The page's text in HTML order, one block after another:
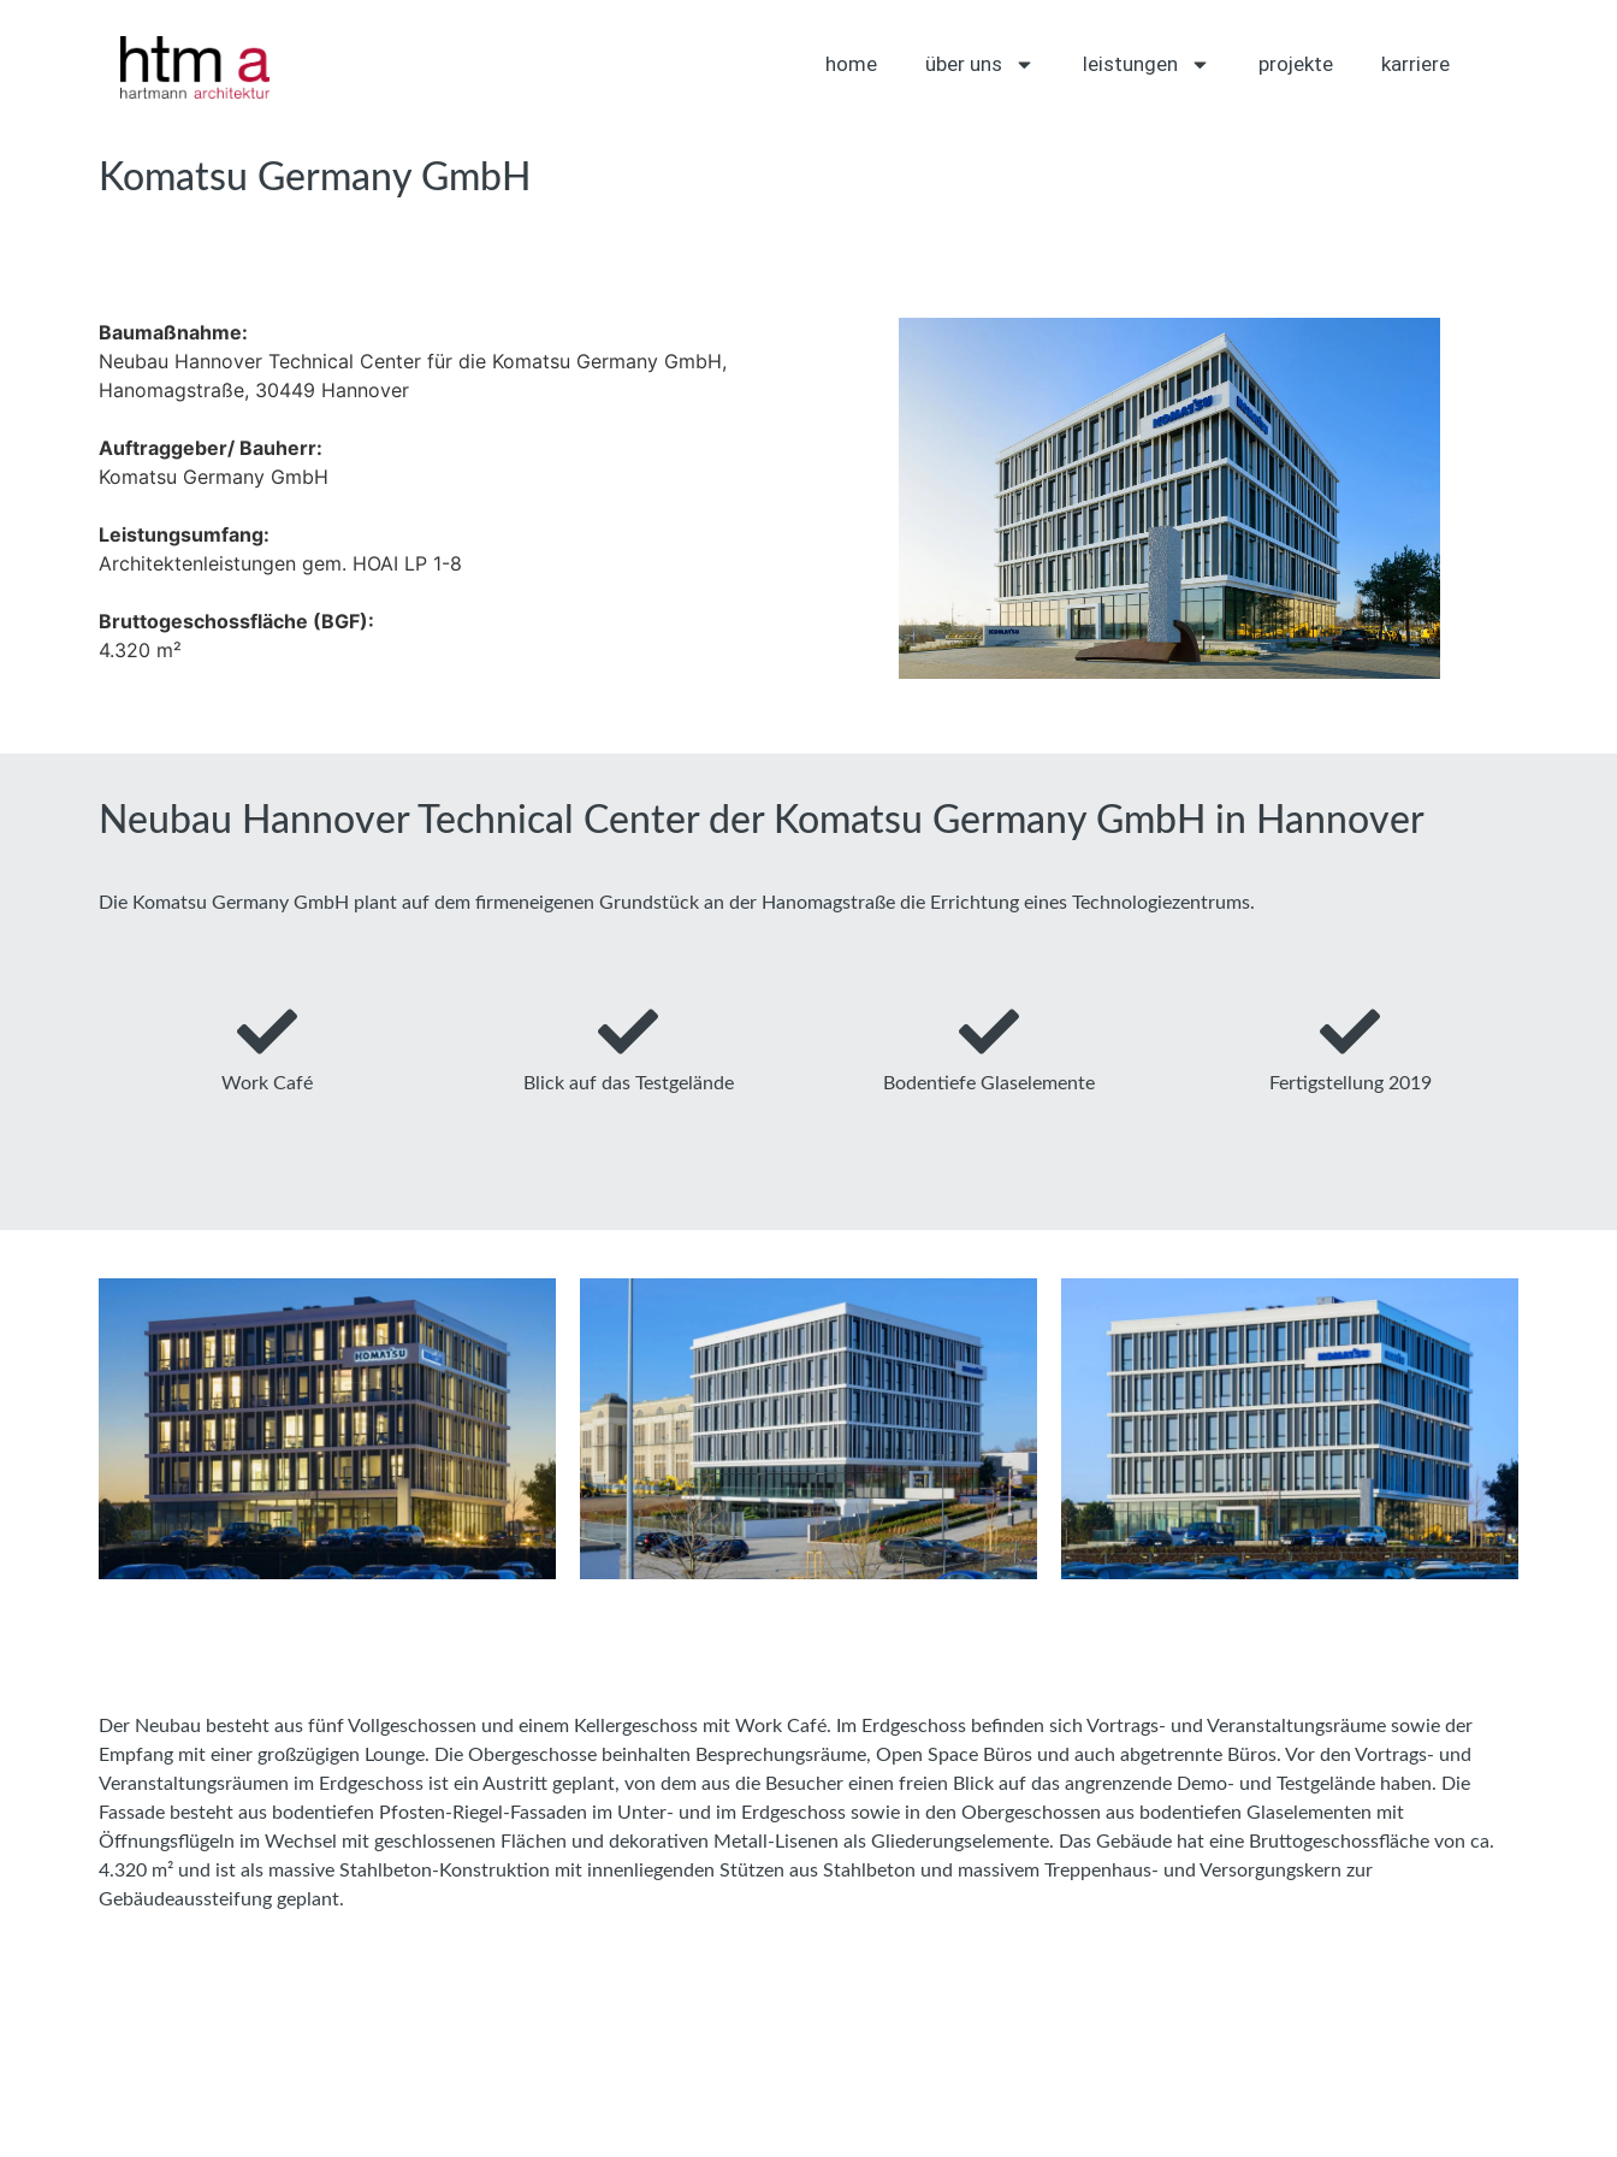
home über uns leistungen projekte karriere
Komatsu Germany GmbH
Baumaßnahme:
Neubau Hannover Technical Center für die Komatsu Germany GmbH,
Hanomagstraße, 30449 Hannover
Auftraggeber/ Bauherr:
Komatsu Germany GmbH
Leistungsumfang:
Architektenleistungen gem. HOAI LP 1-8
Bruttogeschossfläche (BGF):
4.320 m²
Neubau Hannover Technical Center der Komatsu Germany GmbH in Hannover
Die Komatsu Germany GmbH plant auf dem firmeneigenen Grundstück an der Hanomagstraße die Errichtung eines Technologiezentrums.
Work Café Blick auf das Testgelände Bodentiefe Glaselemente Fertigstellung 2019
Der Neubau besteht aus fünf Vollgeschossen und einem Kellergeschoss mit Work Café. Im Erdgeschoss befinden sich Vortrags- und Veranstaltungsräume sowie der
Empfang mit einer großzügigen Lounge. Die Obergeschosse beinhalten Besprechungsräume, Open Space Büros und auch abgetrennte Büros. Vor den Vortrags- und
Veranstaltungsräumen im Erdgeschoss ist ein Austritt geplant, von dem aus die Besucher einen freien Blick auf das angrenzende Demo- und Testgelände haben. Die
Fassade besteht aus bodentiefen Pfosten-Riegel-Fassaden im Unter- und im Erdgeschoss sowie in den Obergeschossen aus bodentiefen Glaselementen mit
Öffnungsflügeln im Wechsel mit geschlossenen Flächen und dekorativen Metall-Lisenen als Gliederungselemente. Das Gebäude hat eine Bruttogeschossfläche von ca.
4.320 m² und ist als massive Stahlbeton-Konstruktion mit innenliegenden Stützen aus Stahlbeton und massivem Treppenhaus- und Versorgungskern zur
Gebäudeaussteifung geplant.